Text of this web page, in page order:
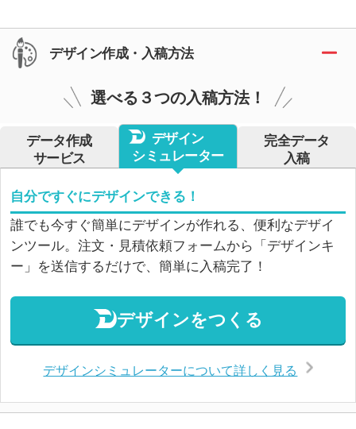
デザイン作成・入稿方法
選べる３つの入稿方法！
データ作成
サービス
デザイン
シミュレーター
完全データ
入稿
自分ですぐにデザインできる！
誰でも今すぐ簡単にデザインが作れる、便利なデザイ
ンツール。注文・見積依頼フォームから「デザインキ
ー」を送信するだけで、簡単に入稿完了！
デザインをつくる
デザインシミュレーターについて詳しく見る